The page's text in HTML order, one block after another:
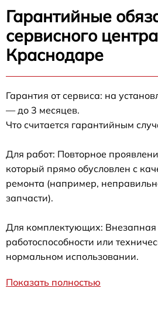
Гарантийные
сервисного
Краснодаре
Гарантия от сервиса: на
— до 3 месяцев.
Что считается гарантийным
Для работ: Повторное
который прямо обусловлен с
ремонта (например,
запчасти).
Для комплектующих: Внезапная
работоспособности или
нормальном использовании.
Показать полностью